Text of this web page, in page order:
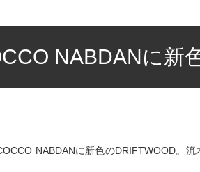
NABDANに新
NABDANに新色のDRIFTWOOD。